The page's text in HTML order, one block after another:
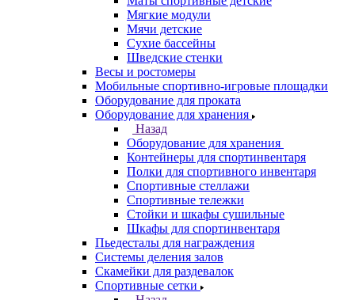
Мягкие модули
Мячи детские
Сухие бассейны
Шведские стенки
Весы и ростомеры
Мобильные спортивно-игровые площадки
Оборудование для проката
Оборудование для хранения
Назад
Оборудование для хранения
Контейнеры для спортинвентаря
Полки для спортивного инвентаря
Спортивные стеллажи
Спортивные тележки
Стойки и шкафы сушильные
Шкафы для спортинвентаря
Пьедесталы для награждения
Системы деления залов
Скамейки для раздевалок
Спортивные сетки